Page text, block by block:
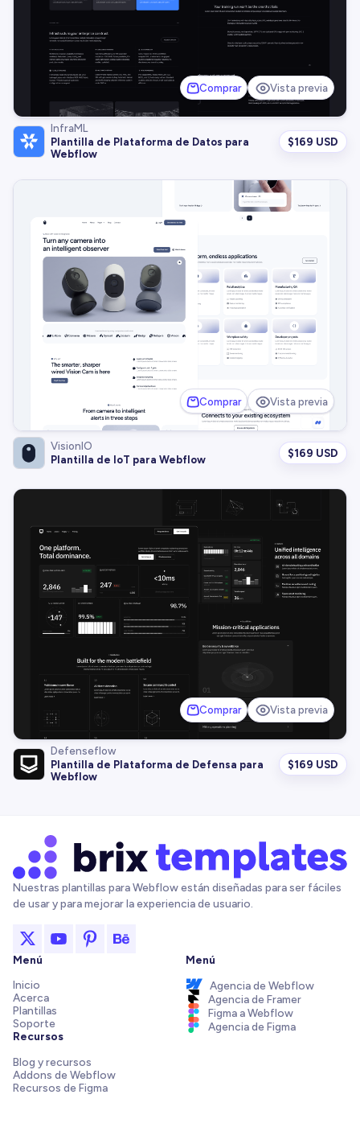
Comprar Vista previa
InfraML
Plantilla de Plataforma de Datos para
Webflow
$169 USD
Comprar Vista previa
VisionIO
Plantilla de IoT para Webflow
$169 USD
Comprar Vista previa
Defenseflow
Plantilla de Plataforma de Defensa para
Webflow
$169 USD
Nuestras plantillas para Webflow están diseñadas para ser fáciles
de usar y para mejorar la experiencia de usuario.
Menú
Inicio
Acerca
Plantillas
Soporte
Recursos
Blog y recursos
Addons de Webflow
Recursos de Figma
Menú
Agencia de Webflow
Agencia de Framer
Figma a Webflow
Agencia de Figma